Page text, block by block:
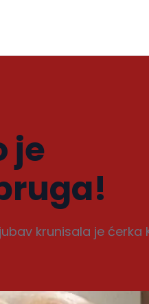
je
krunisala je ćerka